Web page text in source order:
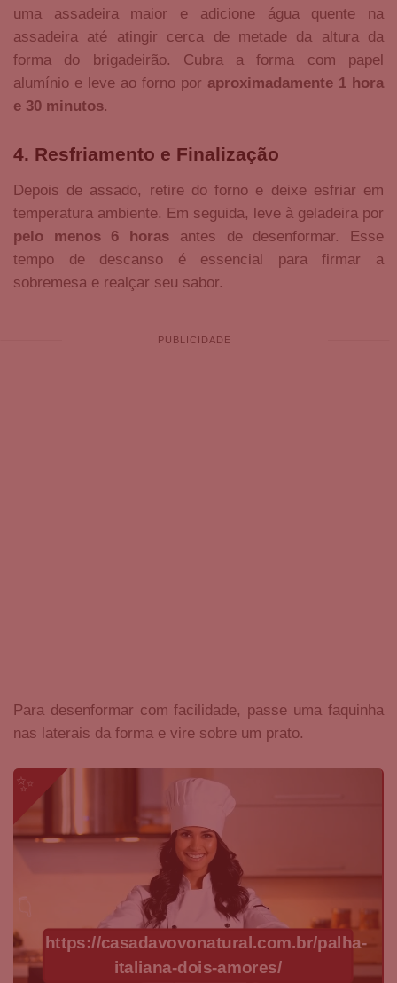
uma assadeira maior e adicione água quente na
assadeira até atingir cerca de metade da altura da
forma do brigadeirão. Cubra a forma com papel
alumínio e leve ao forno por aproximadamente 1 hora
e 30 minutos.
4. Resfriamento e Finalização
Depois de assado, retire do forno e deixe esfriar em
temperatura ambiente. Em seguida, leve à geladeira por
pelo menos 6 horas antes de desenformar. Esse
tempo de descanso é essencial para firmar a
sobremesa e realçar seu sabor.
Para desenformar com facilidade, passe uma faquinha
nas laterais da forma e vire sobre um prato.
https://casadavovonatural.com.br/palha-
italiana-dois-amores/